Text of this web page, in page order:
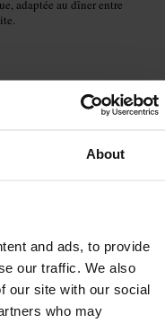
About
and ads, to provide
our traffic. We also
our site with our social
who may
adaptée au dîner entre
Venez en tenue casual
• Restauration et boissons